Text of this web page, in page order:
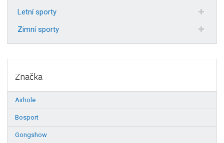
Letní sporty
Zimní sporty
Značka
Airhole
Bosport
Gongshow